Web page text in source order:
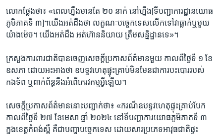
លោក​ថ្លែង​ថា៖ ​«ពេល​ហ្នឹង​មាន​តែ​ ២០ ​នាក់​ នៅ​ហ្នឹង​[ទី​បញ្ជា​ការដ្ឋាន​យោធ​
ភូមិ​ភាគ​ទី ៣]។​យើង​អត់​ដឹង​ថា​ លក្ខណៈ​បច្ចេកទេស​លើក​ទៅ​វា​ធ្លាក់​ឬ​មួយ​
យ៉ាង​ម៉េច។ ​យើង​អត់​ដឹង​ អត់​ហ៊ាន​និយាយ ​ត្រឹម​សន្និដ្ឋាន​ទេ»។​
ក្រសួង​ការពារ​ជាតិ​បាន​ចេញ​សេចក្តី​ប្រកាស​ព័ត៌មាន​មួយ​ កាល​ពីថ្ងៃ​ទី​ ១ ​ខែ​
ឧសភា ​ដោយ​អះអាង​ថា ​ឧបទ្ទវ​ហេតុ​ផ្ទុះ​គ្រាប់​មិន​មែន​ជា​ការ​បះបោរ​របស់​
កងទ័ព ​ឬ​ពាក់ព័ន្ធ​នឹង​អំពើ​ភេរវ​កម្ម​អ្វី​ឡើយ។​
សេចក្តី​ប្រកាស​ព័ត៌មាន​នោះ​បញ្ជាក់​ថា៖​ «ករណី​ឧបទ្ទវ​ហេតុ​ផ្ទុះ​គ្រាប់​បែក ​
កាល​ពីថ្ងៃ​ទី​ ២៧​ ខែ​មេសា ​ឆ្នាំ​ ២០២៤ ​នៅ​ទី​បញ្ជាការ​យោធ​ភូមិភាគ​ទី ៣​
ក្នុង​ខេត្ត​កំពង់ស្ពឺ ​គឺ​ជា​បញ្ហា​បច្ចេកទេស​ ដោយ​សារ​ប្រភេទ​អាវុធ​ជាតិ​ផ្ទុះ​